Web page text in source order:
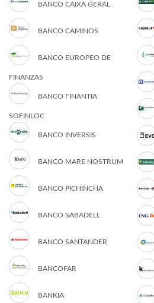
BANCO CAIXA GERAL
BANCO CAMINOS
BANCO EUROPEO DE
FINANZAS
BANCO FINANTIA
SOFINLOC
BANCO INVERSIS
BANCO MARE NOSTRUM
BANCO PICHINCHA
BANCO SABADELL
BANCO SANTANDER
BANCOFAR
BANKIA